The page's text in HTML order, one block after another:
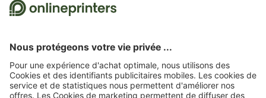
évaluations. Vous trouvereziciles mesures prises par Trustpilot pour garantir
Page d'accueil Signalétique & PLV Publicité extérieure
Drapeaux
Giantpole
Giantpole, seulement impression